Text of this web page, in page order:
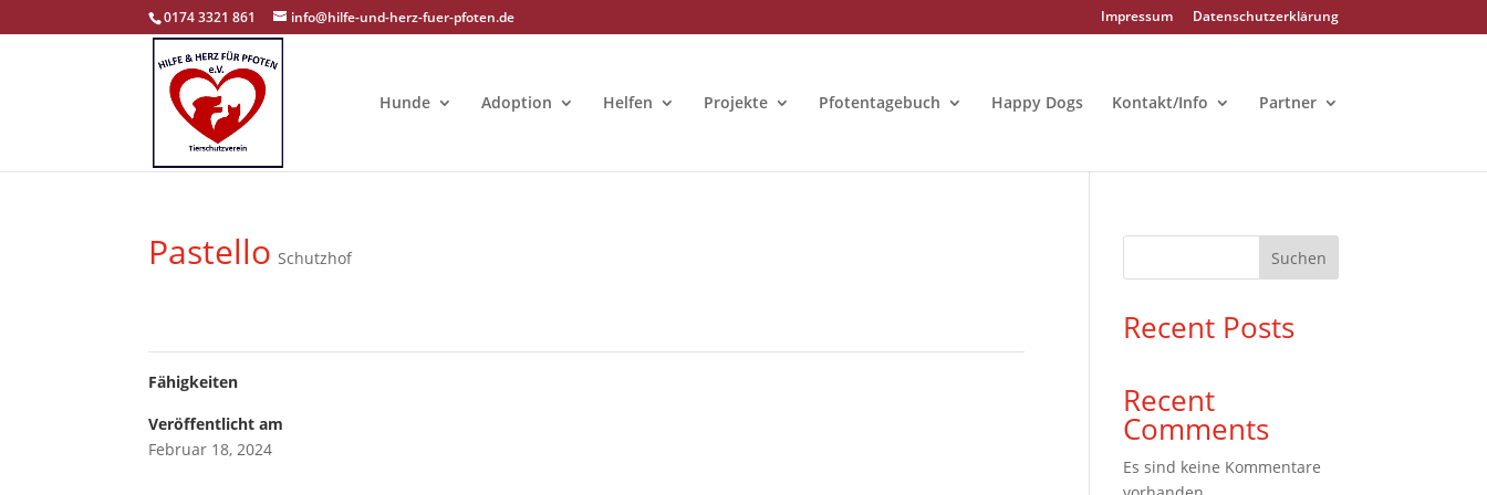
0174 3321 861 info@hilfe-und-herz-fuer-pfoten.de Impressum Datenschutzerklärung
Hunde Adoption Helfen Projekte Pfotentagebuch Happy Dogs Kontakt/Info Partner
Pastello Schutzhof
Fähigkeiten
Veröffentlicht am
Februar 18, 2024
Suchen
Recent Posts
Recent
Comments
Es sind keine Kommentare